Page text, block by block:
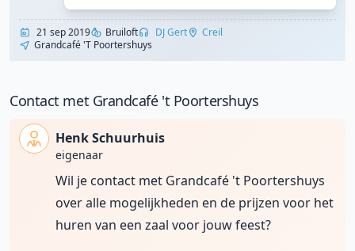
21 sep 2019 Bruiloft DJ Gert
Creil
Grandcafé 't Poortershuys
Contact met Grandcafé 't Poortershuys
Henk Schuurhuis
eigenaar
Wil je contact met Grandcafé 't Poortershuys
over alle mogelijkheden en de prijzen voor het
huren van een zaal voor jouw feest?